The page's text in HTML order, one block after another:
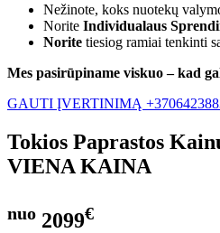
Nežinote, koks nuotekų
Norite Individualaus
Norite tiesiog ramiai tenkinti
Mes pasirūpiname viskuo – kad
GAUTI ĮVERTINIMĄ
Tokios Paprastos
VIENA KAINA
nuo 2099€